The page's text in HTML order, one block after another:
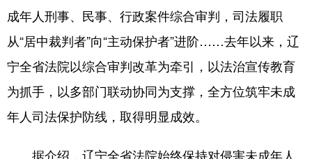
地方频道
辽宁 吉林 上海 江苏
浙江 安徽 福建
成年人刑事、民事、行政案件综合审判，司法履职
从“居中裁判者”向“主动保护者”进阶……去年以来，辽
宁全省法院以综合审判改革为牵引，以法治宣传教育
为抓手，以多部门联动协同为支撑，全方位筑牢未成
年人司法保护防线，取得明显成效。
据介绍，辽宁全省法院始终保持对侵害未成年人